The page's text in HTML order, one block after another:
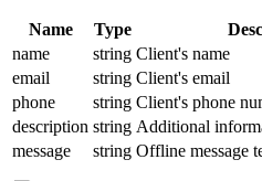
Name Type
name
string Client's name
email
string Client's email
phone
string Client's phone
description string Additional
message
string Offline message